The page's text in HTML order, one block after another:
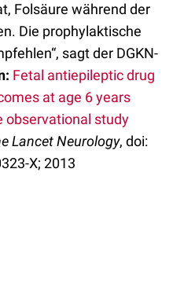
Folsäure während der
Die prophylaktische
sagt der DGKN-
Fetal antiepileptic drug
at age 6 years
observational study
Lancet Neurology, doi:
X; 2013